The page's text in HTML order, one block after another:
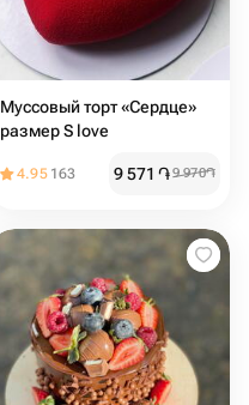
Муссовый торт «Сердце»
размер S love
4.95 163 9 571 ֏9 970֏